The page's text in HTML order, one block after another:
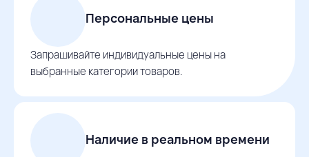
Персональные цены
Запрашивайте индивидуальные цены на
выбранные категории товаров.
Наличие в реальном времени